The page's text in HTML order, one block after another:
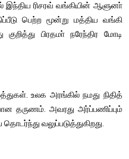
இந்திய ரிசரவ் வங்கியின் ஆளுனா்
பெற்ற மூன்று மத்திய வங்கி
பிரதமா் நரேந்திர மோடி
உலக அரங்கில் நமது நிதித்
தருணம். அவரது அர்ப்பணிப்பும்
வலுப்படுத்துகிறது.